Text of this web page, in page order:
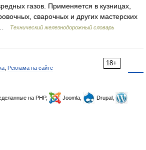
газов. Применяется в кузницах,
сварочных и других мастерских
…
Технический железнодорожный словарь
18+
Реклама на сайте
сделанные на PHP, Joomla,
Drupal,